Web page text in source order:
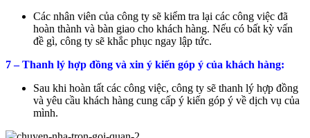
Các nhân viên của công ty sẽ kiểm tra lại các công việc đã
hoàn thành và bàn giao cho khách hàng. Nếu có bất kỳ vấn
đề gì, công ty sẽ khắc phục ngay lập tức.
7 – Thanh lý hợp đồng và xin ý kiến góp ý của khách hàng:
Sau khi hoàn tất các công việc, công ty sẽ thanh lý hợp đồng
và yêu cầu khách hàng cung cấp ý kiến góp ý về dịch vụ của
mình.